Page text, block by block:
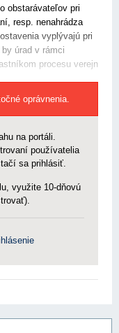
obstarávateľov pri
resp. nenahrádza
vyplývajú pri
úrad v rámci
procesu verejn
oprávnenia.
na portáli.
používatelia
sa prihlásiť.
využite 10-dňovú